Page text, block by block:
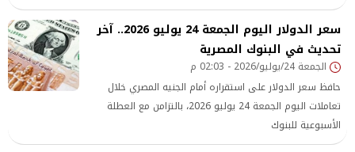
سعر الدولار اليوم الجمعة 24 يوليو 2026.. آخر
تحديث في البنوك المصرية
الجمعة 24/يوليو/2026 - 02:03 م
حافظ سعر الدولار على استقراره أمام الجنيه المصري خلال
تعاملات اليوم الجمعة 24 يوليو 2026، بالتزامن مع العطلة
الأسبوعية للبنوك